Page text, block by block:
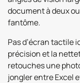
document à deux
fantôme.
Pas d’écran tactile
précision et la
retouches une
jongler entre Excel